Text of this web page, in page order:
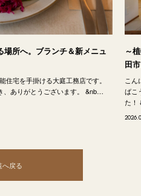
所へ。ブランチ＆新メニュ
住宅を手掛ける大庭工務店です。
、ありがとうございます。 &nb…
～
田
こん
ばこ
た！
へ戻る